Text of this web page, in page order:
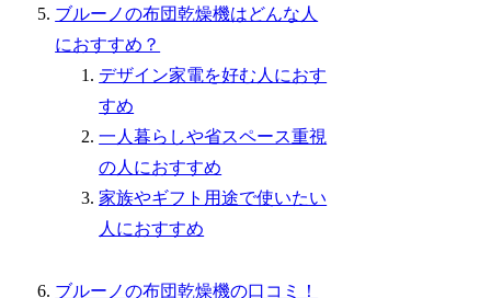
ブルーノの布団乾燥機はどんな人
におすすめ？
デザイン家電を好む人におす
すめ
一人暮らしや省スペース重視
の人におすすめ
家族やギフト用途で使いたい
人におすすめ
ブルーノの布団乾燥機の口コミ！